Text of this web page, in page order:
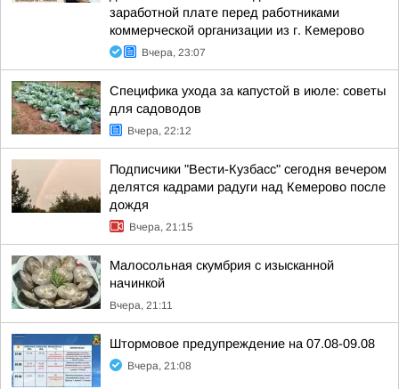
заработной плате перед работниками
коммерческой организации из г. Кемерово
Вчера, 23:07
Специфика ухода за капустой в июле: советы
для садоводов
Вчера, 22:12
Подписчики "Вести-Кузбасс" сегодня вечером
делятся кадрами радуги над Кемерово после
дождя
Вчера, 21:15
Малосольная скумбрия с изысканной
начинкой
Вчера, 21:11
Штормовое предупреждение на 07.08-09.08
Вчера, 21:08